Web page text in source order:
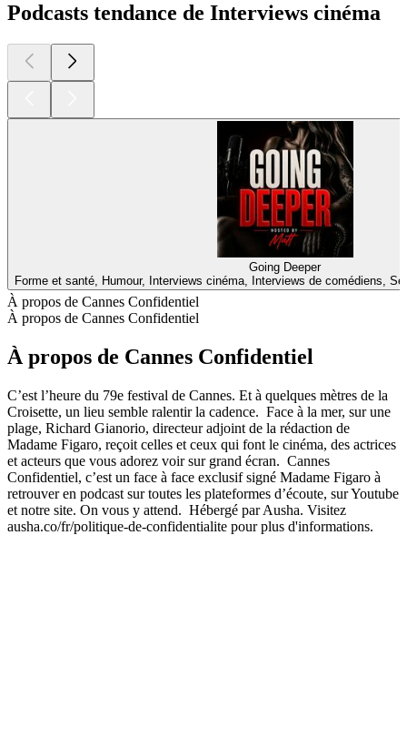
Podcasts tendance de Interviews cinéma
Going Deeper
Forme et santé, Humour, Interviews cinéma, Interviews de comédiens,
À propos de Cannes Confidentiel
À propos de Cannes Confidentiel
À propos de Cannes Confidentiel
C’est l’heure du 79e festival de Cannes. Et à quelques mètres de la
Croisette, un lieu semble ralentir la cadence. Face à la mer, sur une
plage, Richard Gianorio, directeur adjoint de la rédaction de
Madame Figaro, reçoit celles et ceux qui font le cinéma, des actrices
et acteurs que vous adorez voir sur grand écran. Cannes
Confidentiel, c’est un face à face exclusif signé Madame Figaro à
retrouver en podcast sur toutes les plateformes d’écoute, sur Youtube
et notre site. On vous y attend. Hébergé par Ausha. Visitez
ausha.co/fr/politique-de-confidentialite pour plus d'informations.